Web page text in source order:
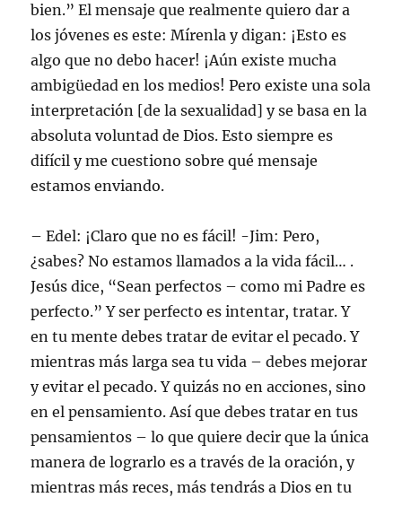
bien.” El mensaje que realmente quiero dar a
los jóvenes es este: Mírenla y digan: ¡Esto es
algo que no debo hacer! ¡Aún existe mucha
ambigüedad en los medios! Pero existe una sola
interpretación [de la sexualidad] y se basa en la
absoluta voluntad de Dios. Esto siempre es
difícil y me cuestiono sobre qué mensaje
estamos enviando.
– Edel: ¡Claro que no es fácil! -Jim: Pero,
¿sabes? No estamos llamados a la vida fácil… .
Jesús dice, “Sean perfectos – como mi Padre es
perfecto.” Y ser perfecto es intentar, tratar. Y
en tu mente debes tratar de evitar el pecado. Y
mientras más larga sea tu vida – debes mejorar
y evitar el pecado. Y quizás no en acciones, sino
en el pensamiento. Así que debes tratar en tus
pensamientos – lo que quiere decir que la única
manera de lograrlo es a través de la oración, y
mientras más reces, más tendrás a Dios en tu